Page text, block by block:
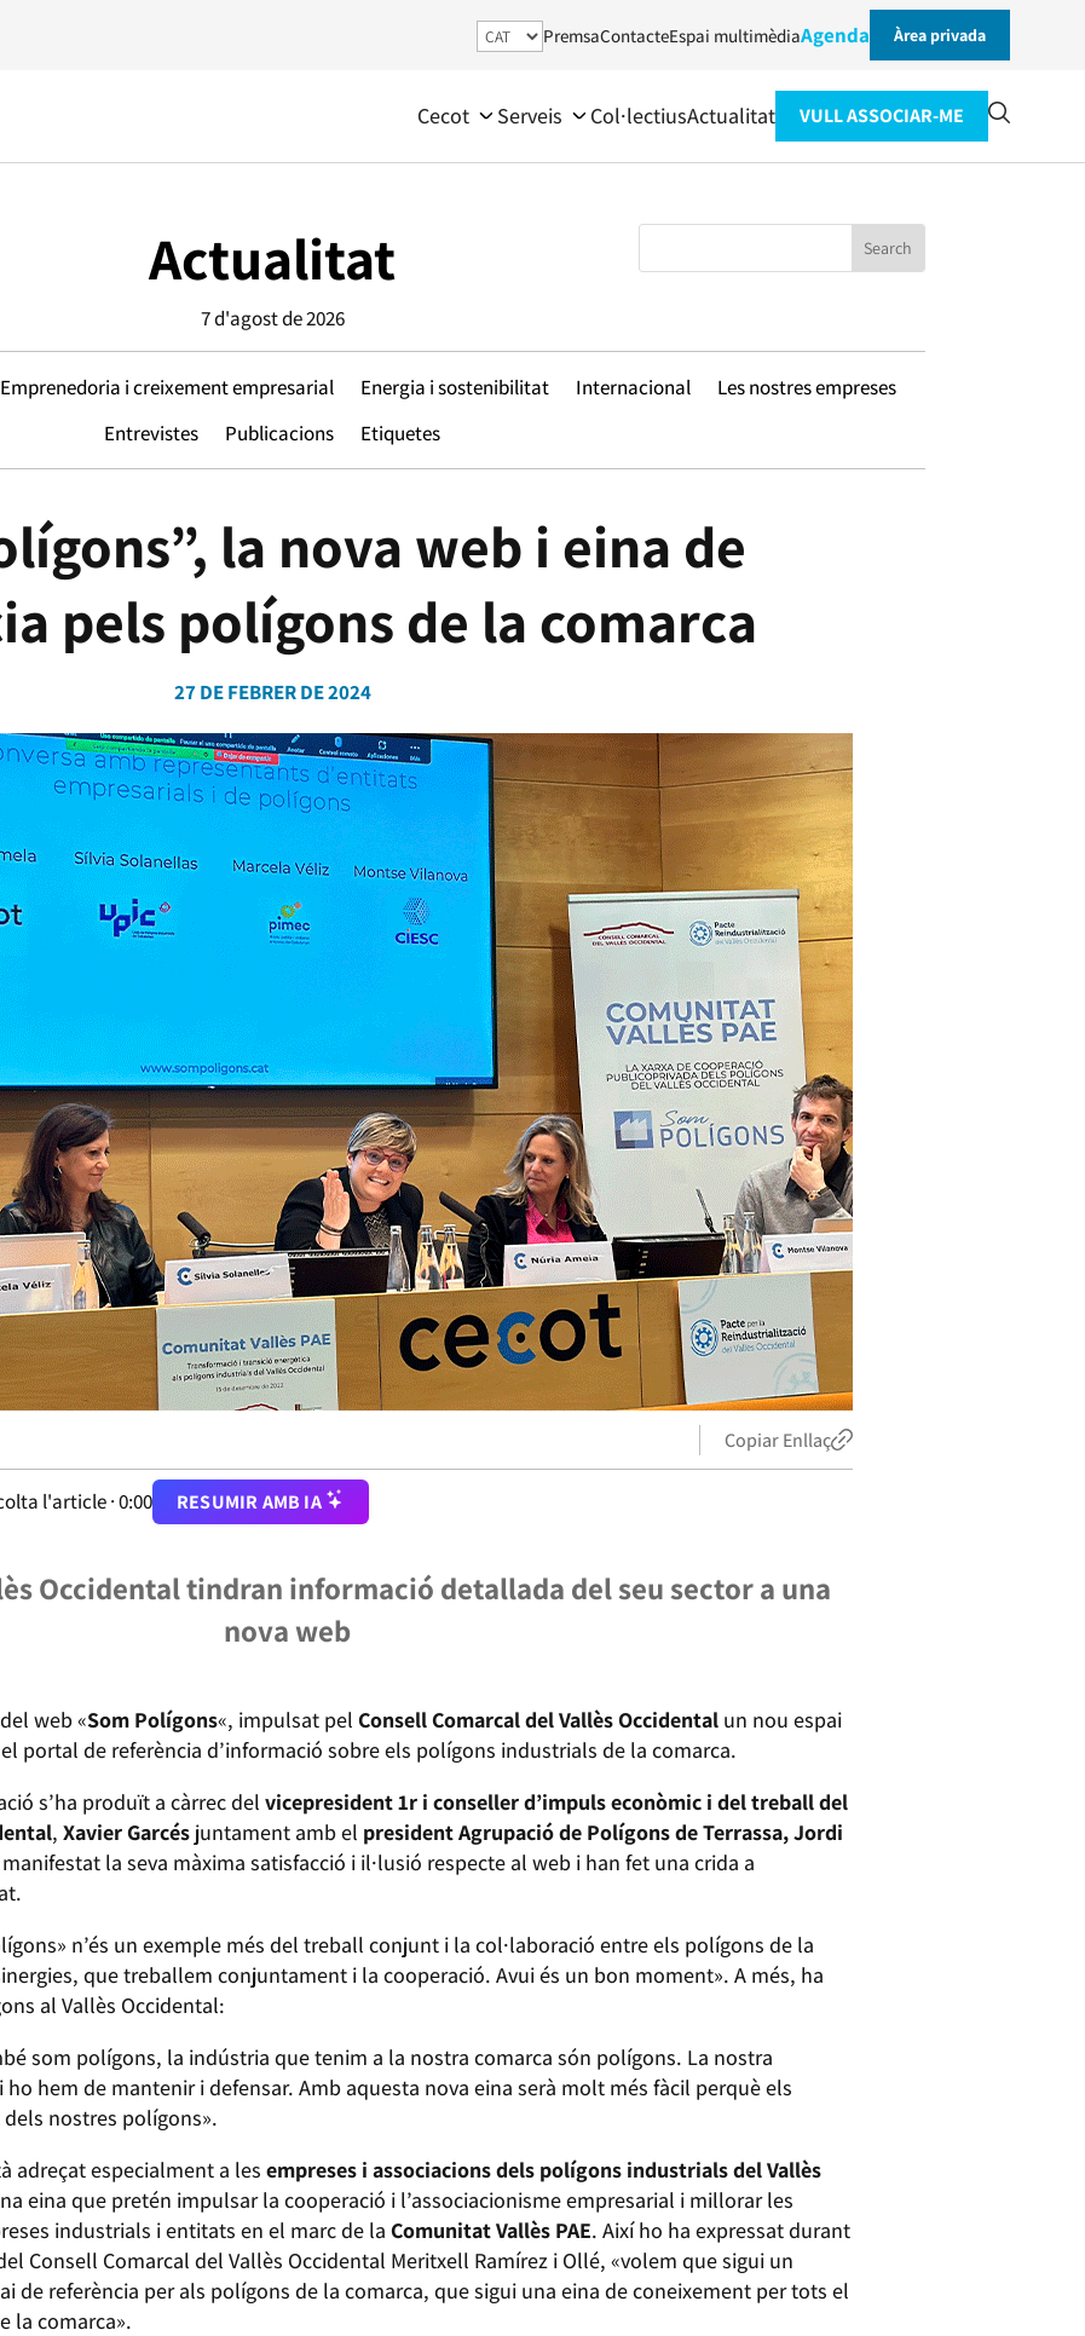
PremsaContacteEspai multimèdiaAgenda Àrea privada
Cecot Serveis Col·lectiusActualitat VULL ASSOCIAR-ME
Actualitat
7 d'agost de 2026
Emprenedoria i creixement empresarial Energia i sostenibilitat Internacional
Les nostres empreses
Entrevistes
Publicacions Etiquetes
la nova web i eina de
pels polígons de la comarca
27 DE FEBRER DE 2024
Copiar Enllaç
l'article ·0:00 RESUMIR AMB IA
Occidental tindran informació detallada del seu sector a una
nova web
web «Som Polígons«, impulsat pel Consell Comarcal del Vallès Occidental un nou espai
portal de referència d’informació sobre els polígons industrials de la comarca.
s’ha produït a càrrec del vicepresident 1r i conseller d’impuls econòmic i del treball del
, Xavier Garcés juntament amb el president Agrupació de Polígons de Terrassa, Jordi
la seva màxima satisfacció i il·lusió respecte al web i han fet una crida a
n’és un exemple més del treball conjunt i la col·laboració entre els polígons de la
que treballem conjuntament i la cooperació. Avui és un bon moment». A més, ha
al Vallès Occidental:
som polígons, la indústria que tenim a la nostra comarca són polígons. La nostra
hem de mantenir i defensar. Amb aquesta nova eina serà molt més fàcil perquè els
nostres polígons».
adreçat especialment a les empreses i associacions dels polígons industrials del Vallès
eina que pretén impulsar la cooperació i l’associacionisme empresarial i millorar les
industrials i entitats en el marc de la Comunitat Vallès PAE. Així ho ha expressat durant
Consell Comarcal del Vallès Occidental Meritxell Ramírez i Ollé, «volem que sigui un
de referència per als polígons de la comarca, que sigui una eina de coneixement per tots el
la comarca».